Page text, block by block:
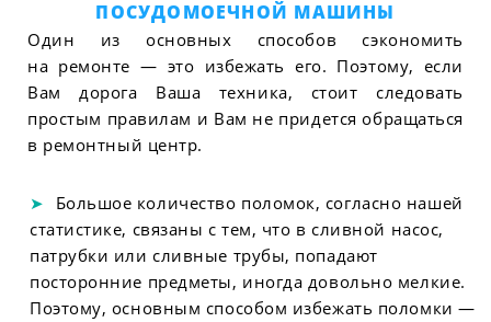
ПОСУДОМОЕЧНОЙ МАШИНЫ
Один из основных способов сэкономить
на ремонте — это избежать его. Поэтому, если
Вам дорога Ваша техника, стоит следовать
простым правилам и Вам не придется обращаться
в ремонтный центр.
Большое количество поломок, согласно нашей
статистике, связаны с тем, что в сливной насос,
патрубки или сливные трубы, попадают
посторонние предметы, иногда довольно мелкие.
Поэтому, основным способом избежать поломки —